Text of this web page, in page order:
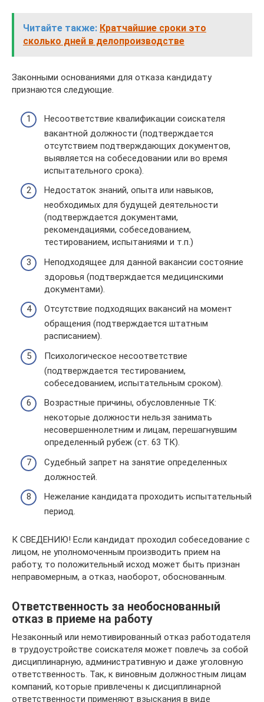
Читайте также: Кратчайшие сроки это
сколько дней в делопроизводстве
Законными основаниями для отказа кандидату
признаются следующие.
Несоответствие квалификации соискателя
вакантной должности (подтверждается
отсутствием подтверждающих документов,
выявляется на собеседовании или во время
испытательного срока).
Недостаток знаний, опыта или навыков,
необходимых для будущей деятельности
(подтверждается документами,
рекомендациями, собеседованием,
тестированием, испытаниями и т.п.)
Неподходящее для данной вакансии состояние
здоровья (подтверждается медицинскими
документами).
Отсутствие подходящих вакансий на момент
обращения (подтверждается штатным
расписанием).
Психологическое несоответствие
(подтверждается тестированием,
собеседованием, испытательным сроком).
Возрастные причины, обусловленные ТК:
некоторые должности нельзя занимать
несовершеннолетним и лицам, перешагнувшим
определенный рубеж (ст. 63 ТК).
Судебный запрет на занятие определенных
должностей.
Нежелание кандидата проходить испытательный
период.
К СВЕДЕНИЮ! Если кандидат проходил собеседование с
лицом, не уполномоченным производить прием на
работу, то положительный исход может быть признан
неправомерным, а отказ, наоборот, обоснованным.
Ответственность за необоснованный
отказ в приеме на работу
Незаконный или немотивированный отказ работодателя
в трудоустройстве соискателя может повлечь за собой
дисциплинарную, административную и даже уголовную
ответственность. Так, к виновным должностным лицам
компаний, которые привлечены к дисциплинарной
ответственности применяют взыскания в виде